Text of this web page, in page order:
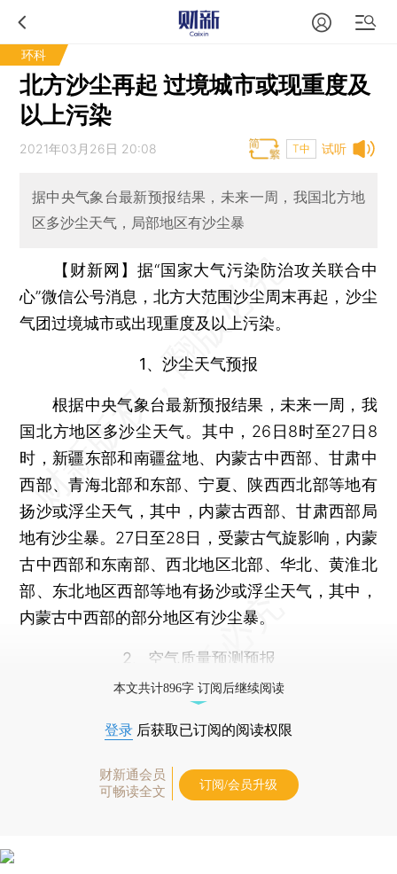
环科
北方沙尘再起 过境城市或现重度及
以上污染
试听
2021年03月26日 20:08 T中
据中央气象台最新预报结果，未来一周，我国北方地
区多沙尘天气，局部地区有沙尘暴
【财新网】 据“国家大气污染防治攻关联合中
心”微信公号消息，北方大范围沙尘周末再起，沙尘
气团过境城市或出现重度及以上污染。
1、沙尘天气预报
根据中央气象台最新预报结果，未来一周，我
国北方地区多沙尘天气。其中，26日8时至27日8
时，新疆东部和南疆盆地、内蒙古中西部、甘肃中
西部、青海北部和东部、宁夏、陕西西北部等地有
扬沙或浮尘天气，其中，内蒙古西部、甘肃西部局
地有沙尘暴。27日至28日，受蒙古气旋影响，内蒙
古中西部和东南部、西北地区北部、华北、黄淮北
部、东北地区西部等地有扬沙或浮尘天气，其中，
内蒙古中西部的部分地区有沙尘暴。
2、空气质量预测预报
本文共计896字 订阅后继续阅读
登录 后获取已订阅的阅读权限
财新通会员
可畅读全文
订阅/会员升级